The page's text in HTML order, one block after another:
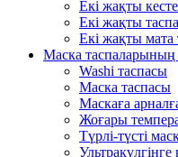
Екі жақты
Екі жақты таспа
Екі жақты мата
Маска таспаларының
Washi таспасы
Маска таспасы
Маскаға
Жоғары
Түрлі-түсті